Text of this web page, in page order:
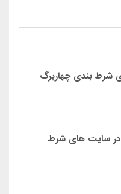
شرط بندی چهاربرگ
سایت‌ های شرط